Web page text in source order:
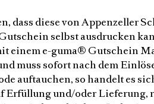
dass diese von Appenzeller
selbst ausdrucken
einem e-guma® Gutschein
muss sofort nach dem
auftauchen, so handelt es
Erfüllung und/oder Lieferung,